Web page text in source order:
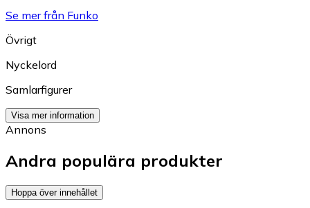
Se mer från Funko
Övrigt
Nyckelord
Samlarfigurer
Visa mer information
Annons
Andra populära produkter
Hoppa över innehållet